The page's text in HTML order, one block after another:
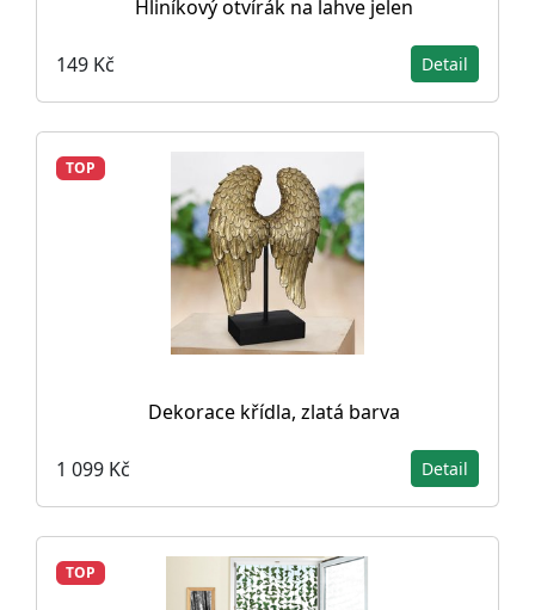
Hliníkový otvírák na lahve jelen
149 Kč Detail
TOP
Dekorace křídla, zlatá barva
1 099 Kč Detail
TOP